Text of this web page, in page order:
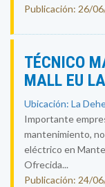
Publicación: 26/
TÉCNICO
MALL EU
Ubicación: La
Importante
mantenimiento,
eléctrico en
Ofrecida...
Publicación: 24/